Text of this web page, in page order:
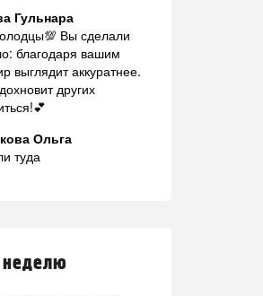
Гульнара
Вы сделали
благодаря вашим
выглядит аккуратнее.
других
Ольга
туда
неделю